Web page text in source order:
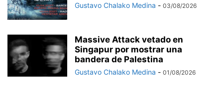
Gustavo Chalako Medina - 03/08/2026
Massive Attack vetado en
Singapur por mostrar una
bandera de Palestina
Gustavo Chalako Medina - 01/08/2026